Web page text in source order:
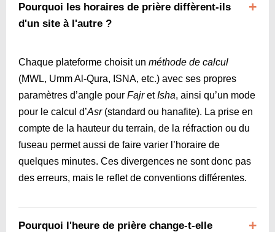
Pourquoi les horaires de prière diffèrent-ils
d'un site à l'autre ?
Chaque plateforme choisit un méthode de calcul
(MWL, Umm Al-Qura, ISNA, etc.) avec ses propres
paramètres d’angle pour FajretIsha, ainsi qu’un mode
pour le calcul d’Asr(standard ou hanafite). La prise en
compte de la hauteur du terrain, de la réfraction ou du
fuseau permet aussi de faire varier l’horaire de
quelques minutes. Ces divergences ne sont donc pas
des erreurs, mais le reflet de conventions différentes.
Pourquoi l'heure de prière change-t-elle